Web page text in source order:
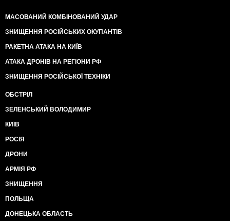
МАСОВАНИЙ КОМБІНОВАНИЙ УДАР
ЗНИЩЕННЯ РОСІЙСЬКИХ ОКУПАНТІВ
РАКЕТНА АТАКА НА КИЇВ
АТАКА ДРОНІВ НА РЕГІОНИ РФ
ЗНИЩЕННЯ РОСІЙСЬКОЇ ТЕХНІКИ
ОБСТРІЛ
ЗЕЛЕНСЬКИЙ ВОЛОДИМИР
КИЇВ
РОСІЯ
ДРОНИ
АРМІЯ РФ
ЗНИЩЕННЯ
ПОЛЬЩА
ДОНЕЦЬКА ОБЛАСТЬ